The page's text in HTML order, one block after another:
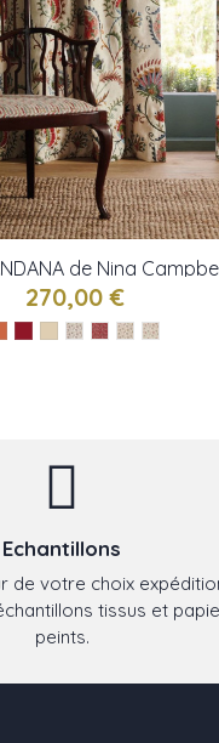
de Nina
270,00 €
Echantillons
de votre choix
tissus et
peints.